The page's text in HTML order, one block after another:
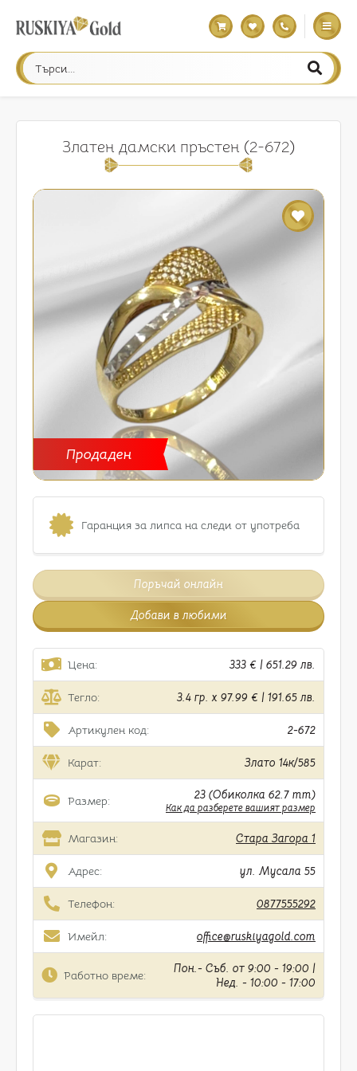
Златен дамски пръстен (2-672)
Продаден
Гаранция за липса на следи от употреба
Поръчай онлайн
Добави в любими
Цена: 333 € | 651.29 лв.
Тегло: 3.4 гр. x 97.99 € | 191.65 лв.
Артикулен код: 2-672
Карат: Злато 14к/585
Размер: 23 (Обиколка 62.7 mm)
Как да разберете вашият размер
Магазин: Стара Загора 1
Адрес: ул. Мусала 55
Телефон: 0877555292
Имейл: office@ruskiyagold.com
Работно време:
Пон.- Съб. от 9:00 - 19:00 |
Нед. - 10:00 - 17:00